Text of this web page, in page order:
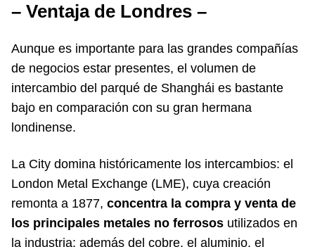
– Ventaja de Londres –
Aunque es importante para las grandes compañías
de negocios estar presentes, el volumen de
intercambio del parqué de Shanghái es bastante
bajo en comparación con su gran hermana
londinense.
La City domina históricamente los intercambios: el
London Metal Exchange (LME), cuya creación
remonta a 1877, concentra la compra y venta de
los principales metales no ferrosos utilizados en
la industria: además del cobre, el aluminio, el